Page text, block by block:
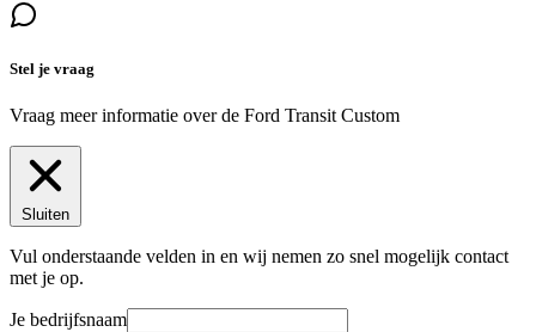
Stel je vraag
Vraag meer informatie over de Ford Transit Custom
Sluiten
Vul onderstaande velden in en wij nemen zo snel mogelijk contact
met je op.
Je bedrijfsnaam